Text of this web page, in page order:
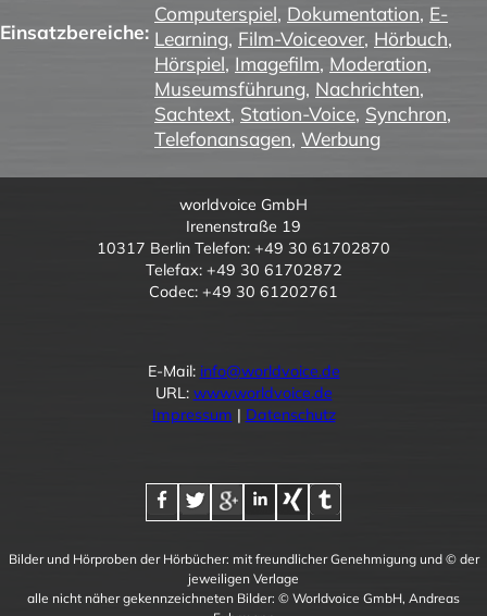
Einsatzbereiche:
Computerspiel, Dokumentation, E-
Learning, Film-Voiceover, Hörbuch,
Hörspiel, Imagefilm, Moderation,
Museumsführung, Nachrichten,
Sachtext, Station-Voice, Synchron,
Telefonansagen, Werbung
worldvoice GmbH
Irenenstraße 19
10317 Berlin Telefon: +49 30 61702870
Telefax: +49 30 61702872
Codec: +49 30 61202761
E-Mail: info@worldvoice.de
URL: www.worldvoice.de
Impressum | Datenschutz
Bilder und Hörproben der Hörbücher: mit freundlicher Genehmigung und © der
jeweiligen Verlage
alle nicht näher gekennzeichneten Bilder: © Worldvoice GmbH, Andreas